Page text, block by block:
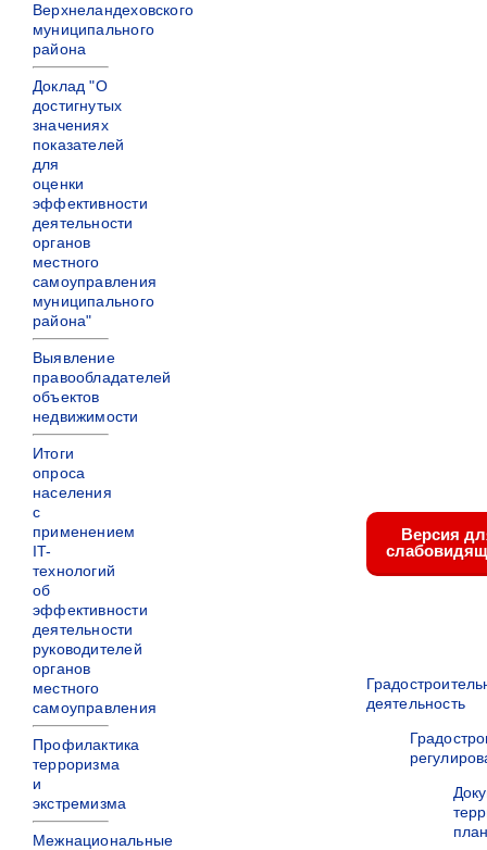
Верхнеландеховского
муниципального
района
Доклад "О
достигнутых
значениях
показателей
для
оценки
эффективности
деятельности
органов
местного
самоуправления
муниципального
района"
Выявление
правообладателей
объектов
недвижимости
Итоги
опроса
населения
с
применением
IT-
технологий
об
эффективности
деятельности
руководителей
органов
местного
самоуправления
Профилактика
терроризма
и
экстремизма
Межнациональные
Версия
деятельность